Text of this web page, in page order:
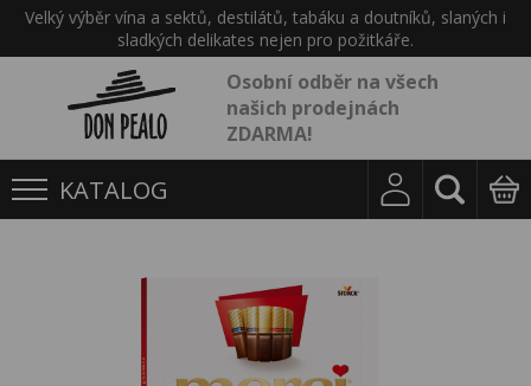
Velký výběr vína a sektů, destilátů, tabáku a doutníků, slaných i
sladkých delikates nejen pro požitkáře.
Osobní odběr na všech
našich prodejnách
ZDARMA!
KATALOG